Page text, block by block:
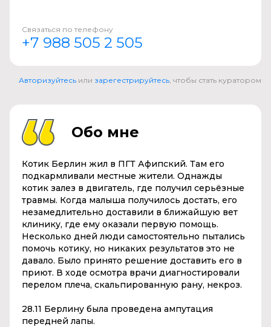
Связаться по телефону
+7 988 505 2 505
Авторизуйтесь или зарегестрируйтесь , чтобы стать куратором
Обо мне
Котик Берлин жил в ПГТ Афипский. Там его
подкармливали местные жители. Однажды
котик залез в двигатель, где получил серьёзные
травмы. Когда малыша получилось достать, его
незамедлительно доставили в ближайшую вет
клинику, где ему оказали первую помощь.
Несколько дней люди самостоятельно пытались
помочь котику, но никаких результатов это не
давало. Было принято решение доставить его в
приют. В ходе осмотра врачи диагностировали
перелом плеча, скальпированную рану, некроз.
28.11 Берлину была проведена ампутация
передней лапы.